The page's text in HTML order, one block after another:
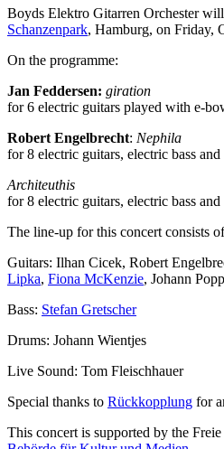
Boyds Elektro Gitarren Orchester
Schanzenpark, Hamburg, on Friday,
On the programme:
Jan Feddersen: giration
for 6 electric guitars played with e-
Robert Engelbrecht: Nephila
for 8 electric guitars, electric bass
Architeuthis
for 8 electric guitars, electric bass
The line-up for this concert consists
Guitars: Ilhan Cicek, Robert
Lipka, Fiona McKenzie, Johann
Bass: Stefan Gretscher
Drums: Johann Wientjes
Live Sound: Tom Fleischhauer
Special thanks to Rückkopplung for
This concert is supported by the